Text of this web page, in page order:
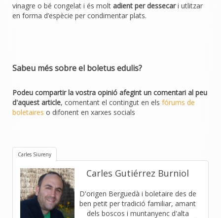
vinagre o bé congelat i és molt adient per dessecari utlitzar
en forma d’espècie per condimentar plats.
Sabeu més sobre el boletus edulis?
Podeu compartir la vostra opinió afegint un comentari al peu
d'aquest article, comentant el contingut en els fórums de
boletaires o difonent en xarxes socials
Carles Siureny
Carles Gutiérrez Burniol
D'origen Berguedà i boletaire des de
ben petit per tradició familiar, amant
dels boscos i muntanyenc d'alta